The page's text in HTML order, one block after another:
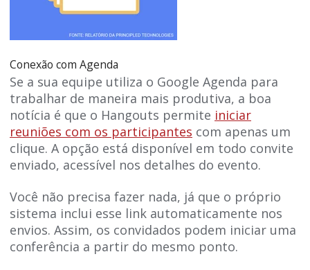
Conexão com Agenda
Se a sua equipe utiliza o Google Agenda para
trabalhar de maneira mais produtiva, a boa
notícia é que o Hangouts permite iniciar
reuniões com os participantes com apenas um
clique. A opção está disponível em todo convite
enviado, acessível nos detalhes do evento.
Você não precisa fazer nada, já que o próprio
sistema inclui esse link automaticamente nos
envios. Assim, os convidados podem iniciar uma
conferência a partir do mesmo ponto.